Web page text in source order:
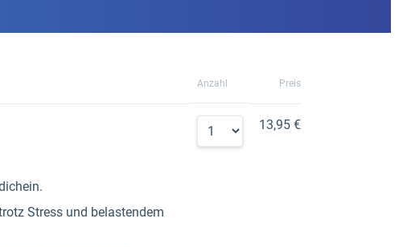
Anzahl Preis
Stress und belastendem
13,95 €